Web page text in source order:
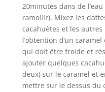
20minutes dans de
ramollir). Mixez les
cacahuètes et les autres
l’obtention d’un
qui doit être froide et
ajouter quelques
deux) sur le caramel et
mettre sur le dessus du